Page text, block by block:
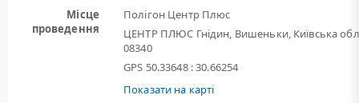
Місце
проведення
Полігон Центр Плюс
ЦЕНТР ПЛЮС Гнідин, Вишеньки, Київська
08340
GPS 50.33648 : 30.66254
Показати на карті